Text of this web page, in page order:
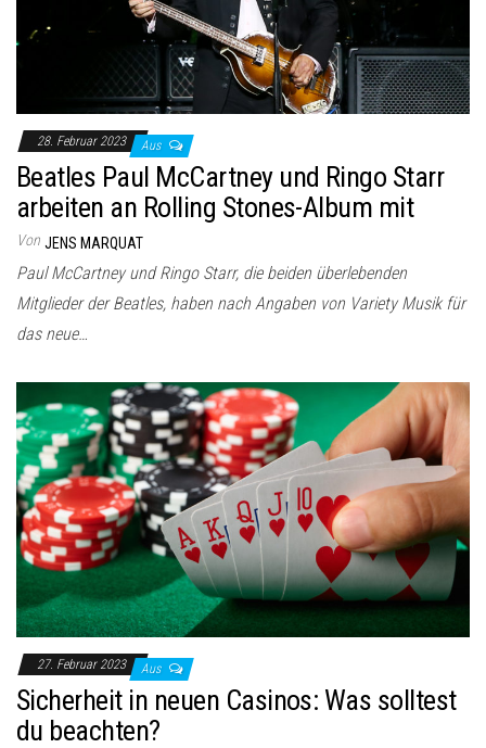
28. Februar 2023 Aus
Beatles Paul McCartney und Ringo Starr
arbeiten an Rolling Stones-Album mit
Von JENS MARQUAT
Paul McCartney und Ringo Starr, die beiden überlebenden
Mitglieder der Beatles, haben nach Angaben von Variety Musik für
das neue…
27. Februar 2023 Aus
Sicherheit in neuen Casinos: Was solltest
du beachten?